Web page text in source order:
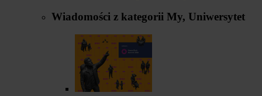
Wiadomości z kategorii My, Uniwersytet